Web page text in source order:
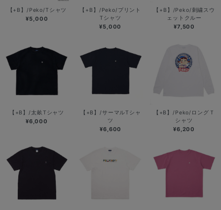
【+B】/Peko/Tシャツ
¥5,000
【+B】/Peko/プリント
Tシャツ
¥5,000
【+B】/Peko/刺繍スウ
ェットクルー
¥7,500
【+B】/太畝Tシャツ
¥6,000
【+B】/サーマルTシャ
ツ
¥6,600
【+B】/Peko/ロングＴ
シャツ
¥6,200